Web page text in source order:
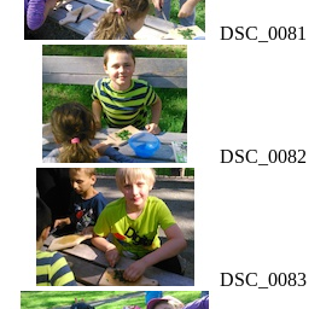
DSC_0081
DSC_0082
DSC_0083